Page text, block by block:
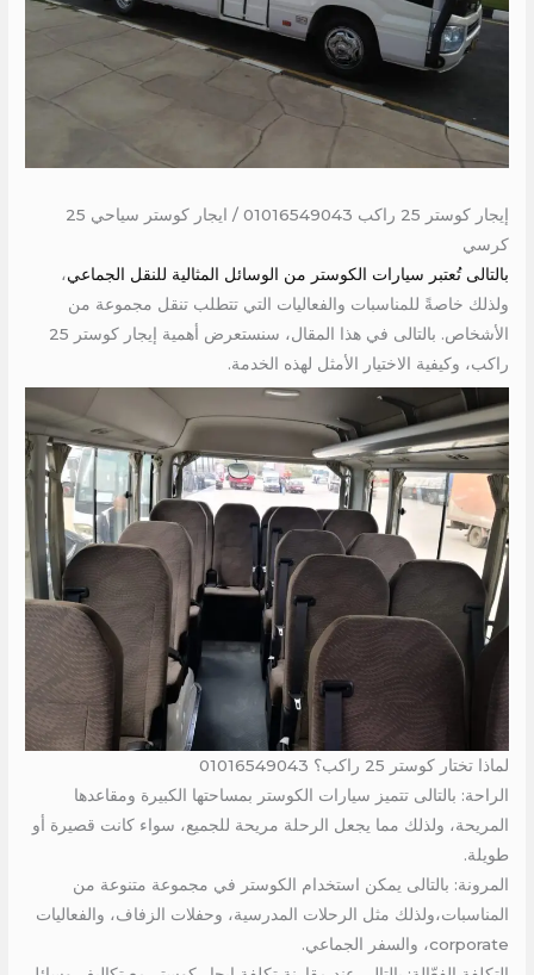
إيجار كوستر 25 راكب 01016549043 / ايجار كوستر سياحي 25
كرسي
بالتالى تُعتبر سيارات الكوستر من الوسائل المثالية للنقل الجماعي،
ولذلك خاصةً للمناسبات والفعاليات التي تتطلب تنقل مجموعة من
الأشخاص. بالتالى في هذا المقال، سنستعرض أهمية إيجار كوستر 25
راكب، وكيفية الاختيار الأمثل لهذه الخدمة.
لماذا تختار كوستر 25 راكب؟ 01016549043
الراحة: بالتالى تتميز سيارات الكوستر بمساحتها الكبيرة ومقاعدها
المريحة، ولذلك مما يجعل الرحلة مريحة للجميع، سواء كانت قصيرة أو
طويلة.
المرونة: بالتالى يمكن استخدام الكوستر في مجموعة متنوعة من
المناسبات،ولذلك مثل الرحلات المدرسية، وحفلات الزفاف، والفعاليات
corporate، والسفر الجماعي.